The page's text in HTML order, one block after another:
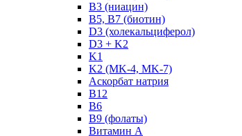
B3 (ниацин)
B5, B7 (биотин)
D3 (холекальциферол)
D3 + K2
K1
K2 (MK-4, MK-7)
Аскорбат натрия
В12
В6
В9 (фолаты)
Витамин A